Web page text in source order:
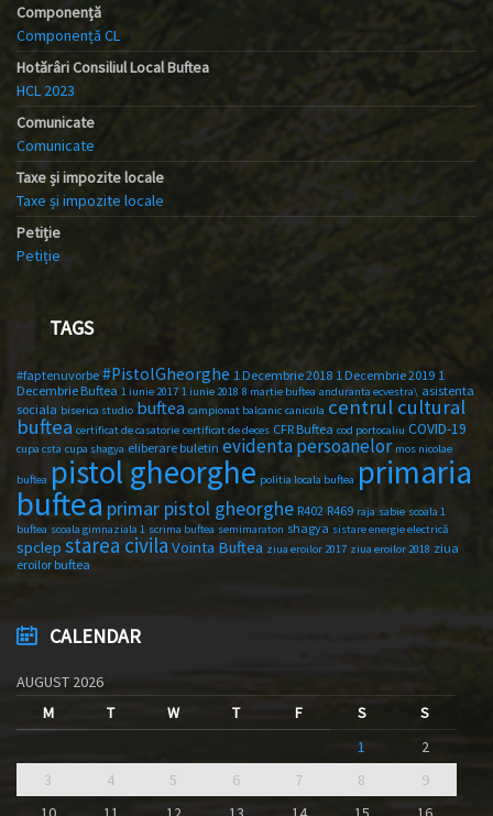
Componență
Componență CL
Hotărâri Consiliul Local Buftea
HCL 2023
Comunicate
Comunicate
Taxe și impozite locale
Taxe și impozite locale
Petiție
Petiție
TAGS
#faptenuvorbe #PistolGheorghe 1 Decembrie 2018 1 Decembrie 2019 1
Decembrie Buftea 1 iunie 2017 1 iunie 2018 8 martie buftea anduranta ecvestra\ asistenta
sociala biserica studio buftea campionat balcanic canicula centrul cultural
buftea certificat de casatorie certificat de deces CFR Buftea cod portocaliu COVID-19
cupa csta cupa shagya eliberare buletin evidenta persoanelor mos nicolae
buftea pistol gheorghe politia locala buftea primaria
buftea primar pistol gheorghe R402 R469 raja sabie scoala 1
buftea scoala gimnaziala 1 scrima buftea semimaraton shagya sistare energie electrică
spclep starea civila Vointa Buftea ziua eroilor 2017 ziua eroilor 2018 ziua
eroilor buftea
CALENDAR
AUGUST 2026
M
T W T F S
S
1
2
3
4 5 6 7 8
9